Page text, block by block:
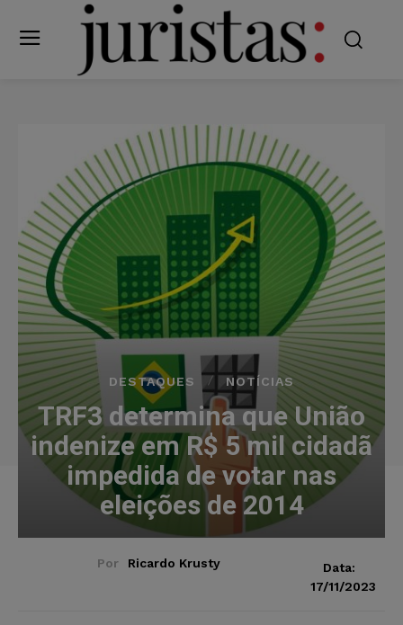
DESTAQUES NOTÍCIAS
TRF3 determina que União
indenize em R$ 5 mil cidadã
impedida de votar nas
eleições de 2014
Por Ricardo Krusty
Data:
17/11/2023